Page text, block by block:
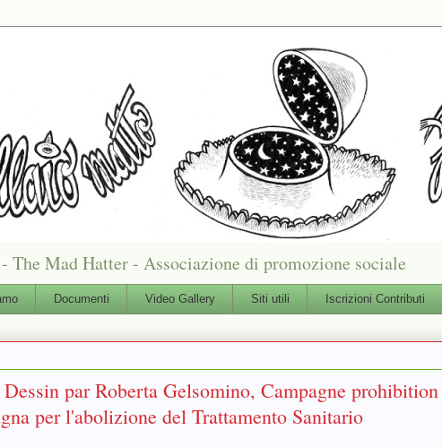
The Mad Hatter - Associazione di promozione sociale
Documenti Video Gallery Siti utili Iscrizioni Contributi
par Roberta Gelsomino, Campagne prohibition
per l'abolizione del Trattamento Sanitario